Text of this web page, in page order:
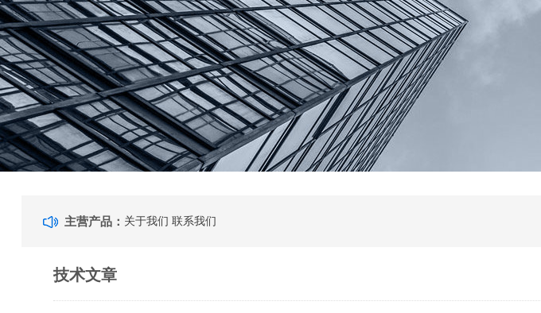
主营产品： 关于我们 联系我们
技术文章